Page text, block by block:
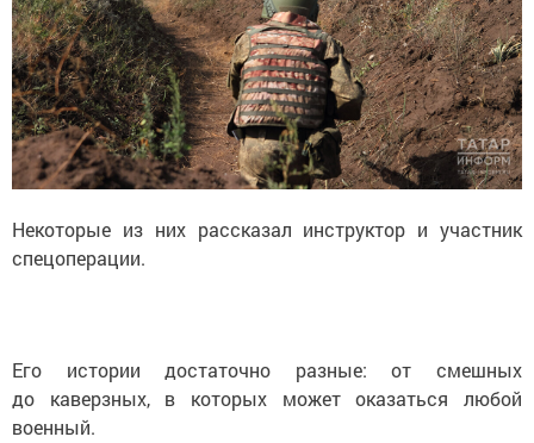
Некоторые из них рассказал инструктор и участник
спецоперации.
Его истории достаточно разные: от смешных
до каверзных, в которых может оказаться любой
военный.